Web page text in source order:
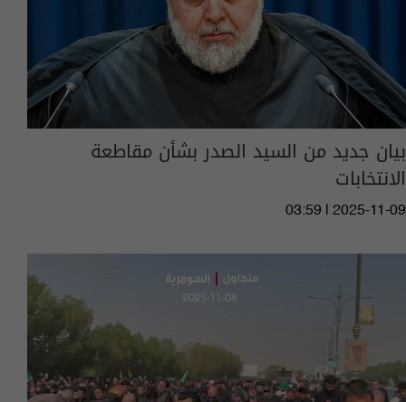
بيان جديد من السيد الصدر بشأن مقاطعة
الانتخابات
03:59 | 2025-11-09